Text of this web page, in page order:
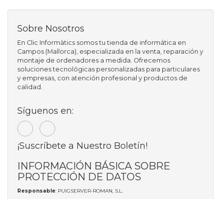
Sobre Nosotros
En Clic Informàtics somos tu tienda de informática en
Campos (Mallorca), especializada en la venta, reparación y
montaje de ordenadores a medida. Ofrecemos
soluciones tecnológicas personalizadas para particulares
y empresas, con atención profesional y productos de
calidad.
Síguenos en:
¡Suscríbete a Nuestro Boletín!
INFORMACIÓN BÁSICA SOBRE
PROTECCIÓN DE DATOS
Responsable: PUIGSERVER-ROMAN, S.L.